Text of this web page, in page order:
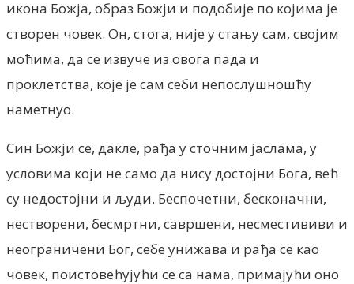
икона Божја, образ Божји и подобије по којима је
створен човек. Он, стога, није у стању сам, својим
моћима, да се извуче из овога пада и
проклетства, које је сам себи непослушношћу
наметнуо.
Син Божји се, дакле, рађа у сточним јаслама, у
условима који не само да нису достојни Бога, већ
су недостојни и људи. Беспочетни, бесконачни,
нестворени, бесмртни, савршени, несместививи и
неограничени Бог, себе унижава и рађа се као
човек, поистовећујући се са нама, примајући оно